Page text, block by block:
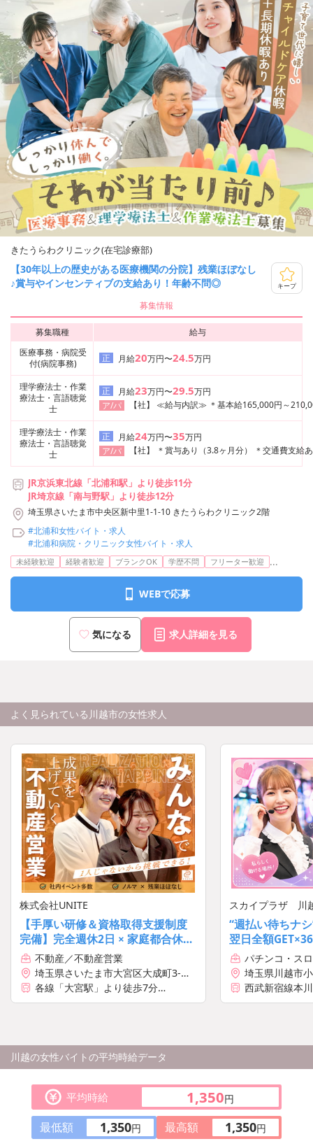
きたうらわクリニック(在宅診療部)
【30年以上の歴史がある医療機関の分院】残業ほぼなし
♪賞与やインセンティブの支給あり！年齢不問◎
キープ
募集情報
募集職種
給与
医療事務・病院受
付(病院事務)
正 月給20万円〜24.5万円
理学療法士・作業
療法士・言語聴覚
士
正 月給23万円〜29.5万円
ア/パ
【社】 ≪給与内訳≫ ＊基本給165,000円～
理学療法士・作業
療法士・言語聴覚
士
正 月給24万円〜35万円
ア/パ
【社】 ＊賞与あり（3.8ヶ月分） ＊交通費支
JR京浜東北線「北浦和駅」より徒歩11分
JR埼京線「南与野駅」より徒歩12分
埼玉県さいたま市中央区新中里1-1-10 きたうらわクリニック2階
#北浦和女性バイト・求人
#北浦和病院・クリニック女性バイト・求人
未経験歓迎 経験者歓迎 ブランクOK 学歴不問 フリーター歓迎 ...
WEBで応募
気になる 求人詳細を見る
よく見られている川越市の女性求人
株式会社UNITE
【手厚い研修＆資格取得支援制度
完備】完全週休2日 × 家庭都合休
OK！月給120万円も目指せる◎
不動産／不動産営業
埼玉県さいたま市大宮区大成町3-
492-7 東京殖産第5ビル 4F
各線「大宮駅」より徒歩7分
スカイプラザ 川
“週払い待ちナ
翌日全額
パチンコ・ス
フ
埼玉県川越市
西武新宿線本
11分・徒歩31
川越の女性バイトの平均時給データ
平均時給 1,350円
最低額 1,350円 最高額 1,350円